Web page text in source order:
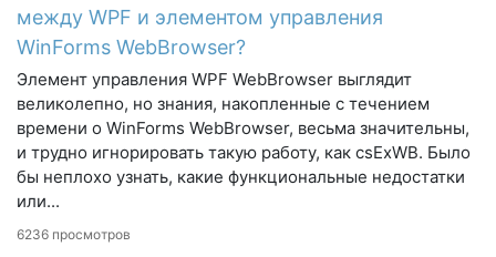
между WPF и элементом управления
WinForms WebBrowser?
Элемент управления WPF WebBrowser выглядит
великолепно, но знания, накопленные с течением
времени о WinForms WebBrowser, весьма значительны,
и трудно игнорировать такую ​​работу, как csExWB. Было
бы неплохо узнать, какие функциональные недостатки
или...
6236 просмотров